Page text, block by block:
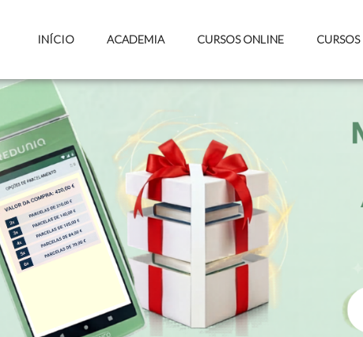
INÍCIO ACADEMIA CURSOS ONLINE CURSOS